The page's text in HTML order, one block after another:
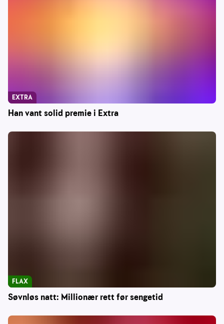
Han vant solid premie i Extra
EXTRA
Søvnløs natt: Millionær rett før sengetid
FLAX